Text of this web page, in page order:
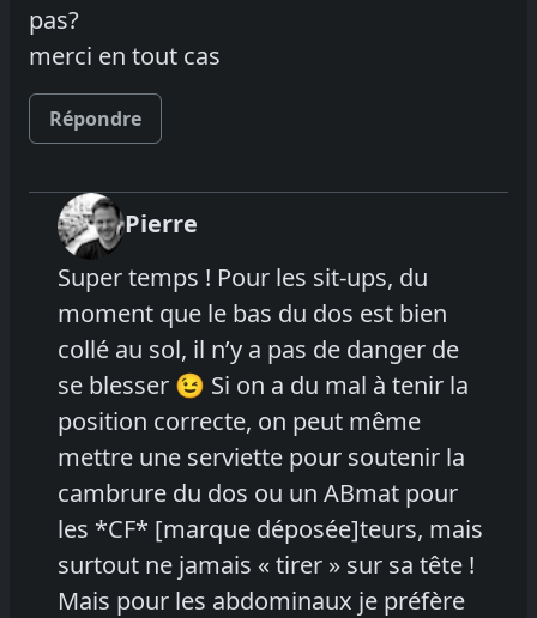
pas?
merci en tout cas
Répondre
Pierre
Super temps ! Pour les sit-ups, du
moment que le bas du dos est bien
collé au sol, il n’y a pas de danger de
se blesser 😉 Si on a du mal à tenir la
position correcte, on peut même
mettre une serviette pour soutenir la
cambrure du dos ou un ABmat pour
les *CF* [marque déposée]teurs, mais
surtout ne jamais « tirer » sur sa tête !
Mais pour les abdominaux je préfère